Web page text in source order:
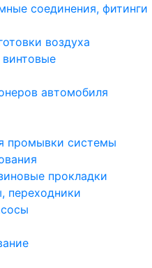
соединения, фитинги
воздуха
автомобиля
промывки системы
прокладки
переходники